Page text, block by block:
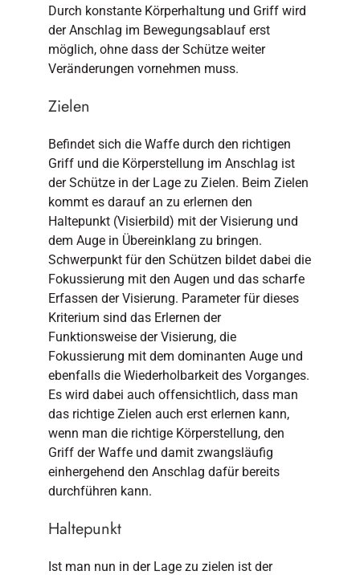
Durch konstante Körperhaltung und Griff wird
der Anschlag im Bewegungsablauf erst
möglich, ohne dass der Schütze weiter
Veränderungen vornehmen muss.
Zielen
Befindet sich die Waffe durch den richtigen
Griff und die Körperstellung im Anschlag ist
der Schütze in der Lage zu Zielen. Beim Zielen
kommt es darauf an zu erlernen den
Haltepunkt (Visierbild) mit der Visierung und
dem Auge in Übereinklang zu bringen.
Schwerpunkt für den Schützen bildet dabei die
Fokussierung mit den Augen und das scharfe
Erfassen der Visierung. Parameter für dieses
Kriterium sind das Erlernen der
Funktionsweise der Visierung, die
Fokussierung mit dem dominanten Auge und
ebenfalls die Wiederholbarkeit des Vorganges.
Es wird dabei auch offensichtlich, dass man
das richtige Zielen auch erst erlernen kann,
wenn man die richtige Körperstellung, den
Griff der Waffe und damit zwangsläufig
einhergehend den Anschlag dafür bereits
durchführen kann.
Haltepunkt
Ist man nun in der Lage zu zielen ist der